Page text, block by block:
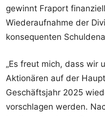
gewinnt Fraport
Wiederaufnahme der
konsequenten
„Es freut mich, dass wir
Aktionären auf der
Geschäftsjahr 2025
vorschlagen werden.